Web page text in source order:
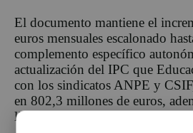
El documento mantiene el
euros mensuales escalonado
complemento específico
actualización del IPC que
con los sindicatos ANPE y
en 802,3 millones de euros,
libre disposición.